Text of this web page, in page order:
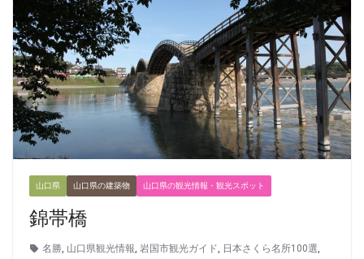
山口県 山口県の建築物 山口県の観光情報・観光スポット
錦帯橋
名勝 山口県観光情報 岩国市観光ガイド 日本さくら名所100選